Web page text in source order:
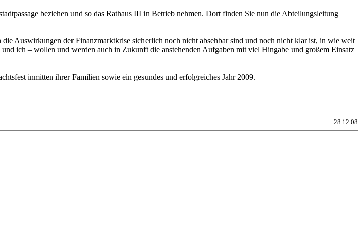
beziehen und so das Rathaus III in Betrieb nehmen. Dort finden Sie nun die Abteilungsleitung
Auswirkungen der Finanzmarktkrise sicherlich noch nicht absehbar sind und noch nicht klar ist, in wie weit
ich – wollen und werden auch in Zukunft die anstehenden Aufgaben mit viel Hingabe und großem Einsatz
inmitten ihrer Familien sowie ein gesundes und erfolgreiches Jahr 2009.
28.12.08